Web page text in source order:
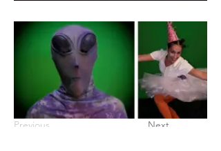
Previous Next